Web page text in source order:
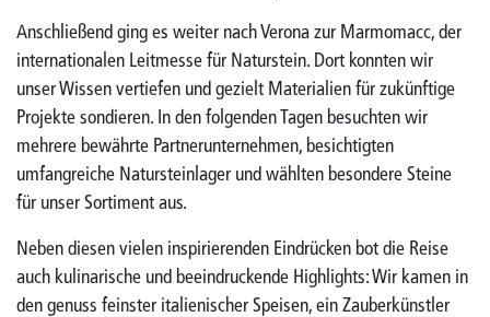
Anschließend ging es weiter nach Verona zur Marmomacc, der
internationalen Leitmesse für Naturstein. Dort konnten wir
unser Wissen vertiefen und gezielt Materialien für zukünftige
Projekte sondieren. In den folgenden Tagen besuchten wir
mehrere bewährte Partnerunternehmen, besichtigten
umfangreiche Natursteinlager und wählten besondere Steine
für unser Sortiment aus.
Neben diesen vielen inspirierenden Eindrücken bot die Reise
auch kulinarische und beeindruckende Highlights: Wir kamen in
den genuss feinster italienischer Speisen, ein Zauberkünstler